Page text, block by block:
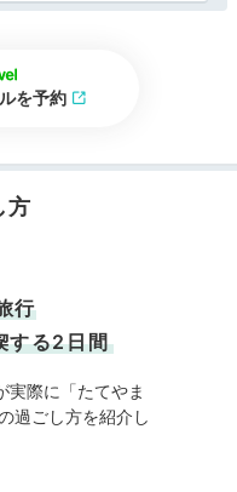
を予約
方
行
する2日間
実際に「たてやま
過ごし方を紹介し